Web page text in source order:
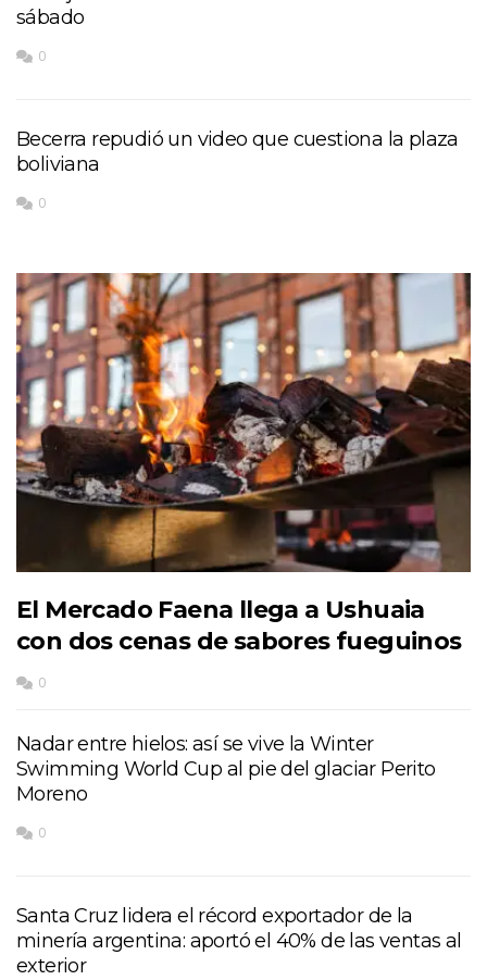
sábado
0
Becerra repudió un video que cuestiona la plaza
boliviana
0
El Mercado Faena llega a Ushuaia
con dos cenas de sabores fueguinos
0
Nadar entre hielos: así se vive la Winter
Swimming World Cup al pie del glaciar Perito
Moreno
0
Santa Cruz lidera el récord exportador de la
minería argentina: aportó el 40% de las ventas al
exterior